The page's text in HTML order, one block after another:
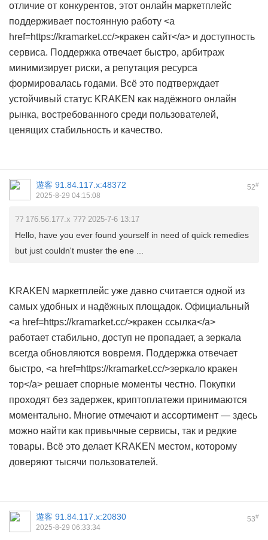
отличие от конкурентов, этот онлайн маркетплейс
поддерживает постоянную работу <a
href=https://kramarket.cc/>кракен сайт</a> и доступность
сервиса. Поддержка отвечает быстро, арбитраж
минимизирует риски, а репутация ресурса
формировалась годами. Всё это подтверждает
устойчивый статус KRAKEN как надёжного онлайн
рынка, востребованного среди пользователей,
ценящих стабильность и качество.
52#
遊客 91.84.117.x:48372
2025-8-29 04:15:08
?? 176.56.177.x ??? 2025-7-6 13:17
Hello, have you ever found yourself in need of quick remedies
but just couldn't muster the ene ...
KRAKEN маркетплейс уже давно считается одной из
самых удобных и надёжных площадок. Официальный
<a href=https://kramarket.cc/>кракен ссылка</a>
работает стабильно, доступ не пропадает, а зеркала
всегда обновляются вовремя. Поддержка отвечает
быстро, <a href=https://kramarket.cc/>зеркало кракен
тор</a> решает спорные моменты честно. Покупки
проходят без задержек, криптоплатежи принимаются
моментально. Многие отмечают и ассортимент — здесь
можно найти как привычные сервисы, так и редкие
товары. Всё это делает KRAKEN местом, которому
доверяют тысячи пользователей.
53#
遊客 91.84.117.x:20830
2025-8-29 06:33:34